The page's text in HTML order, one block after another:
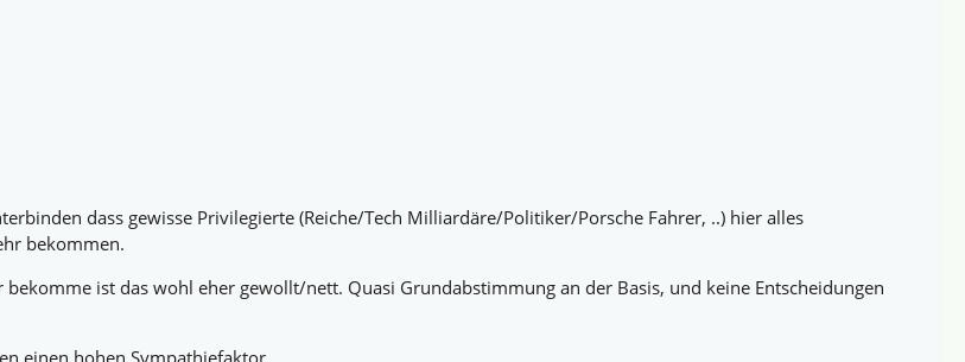
dass gewisse Privilegierte (Reiche/Tech Milliardäre/Politiker/Porsche Fahrer, ..) hier alles
bekommen.
ist das wohl eher gewollt/nett. Quasi Grundabstimmung an der Basis, und keine Entscheidungen